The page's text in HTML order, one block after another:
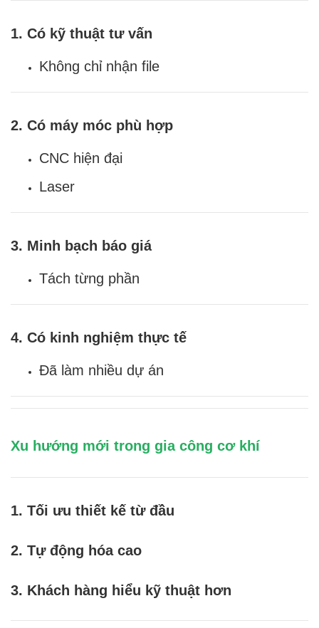
1. Có kỹ thuật tư vấn
Không chỉ nhận file
2. Có máy móc phù hợp
CNC hiện đại
Laser
3. Minh bạch báo giá
Tách từng phần
4. Có kinh nghiệm thực tế
Đã làm nhiều dự án
Xu hướng mới trong gia công cơ khí
1. Tối ưu thiết kế từ đầu
2. Tự động hóa cao
3. Khách hàng hiểu kỹ thuật hơn